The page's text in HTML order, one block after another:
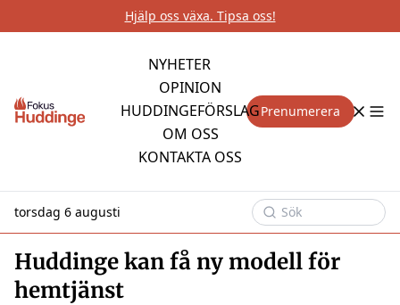
Hjälp oss växa. Tipsa oss!
NYHETER
OPINION
HUDDINGEFÖRSLAG
OM OSS
KONTAKTA OSS
Prenumerera
torsdag 6 augusti
Huddinge kan få ny modell för
hemtjänst